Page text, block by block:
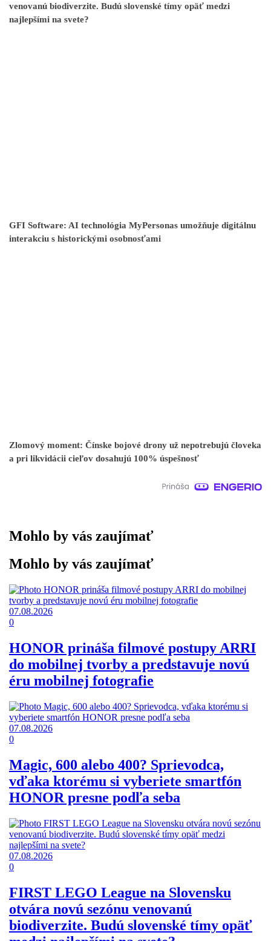
venovanú biodiverzite. Budú slovenské tímy opäť medzi
najlepšími na svete?
GFI Software: AI technológia MyPersonas umožňuje digitálnu
interakciu s historickými osobnosťami
Zlomový moment: Čínske bojové drony už nepotrebujú človeka
a pri likvidácii cieľov dosahujú 100% úspešnosť
Mohlo by vás zaujímať
Mohlo by vás zaujímať
07.08.2026
0
HONOR prináša filmové postupy ARRI
do mobilnej tvorby a predstavuje novú
éru mobilnej fotografie
07.08.2026
0
Magic, 600 alebo 400? Sprievodca,
vďaka ktorému si vyberiete smartfón
HONOR presne podľa seba
07.08.2026
0
FIRST LEGO League na Slovensku
otvára novú sezónu venovanú
biodiverzite. Budú slovenské tímy opäť